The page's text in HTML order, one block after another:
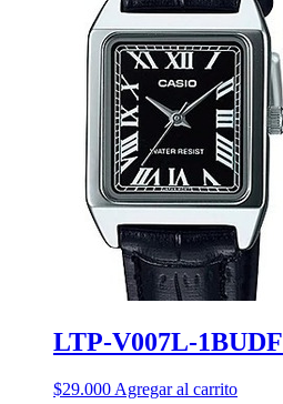
LTP-V007L-1BUDF
$29.000 Agregar al carrito